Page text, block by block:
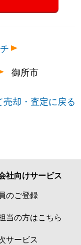
御所市
却・査定に戻る
社向けサービス
のご登録
当の方はこちら
サービス